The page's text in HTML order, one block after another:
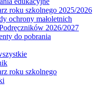
roku szkolnego 2025/2026
ochrony małoletnich
2026/2027
do pobrania
roku szkolnego